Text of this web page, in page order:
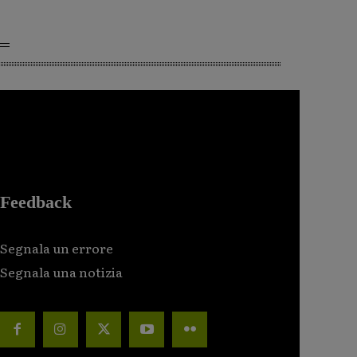
Feedback
Segnala un errore
Segnala una notizia